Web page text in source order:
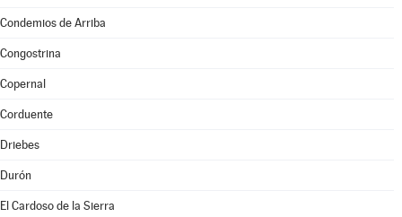
Condemios de Arriba
Congostrina
Copernal
Corduente
Driebes
Durón
El Cardoso de la Sierra